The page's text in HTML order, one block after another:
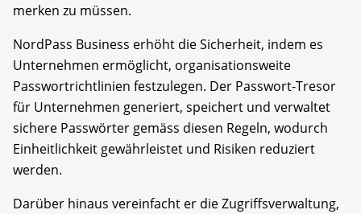
merken zu müssen.
NordPass Business erhöht die Sicherheit, indem es
Unternehmen ermöglicht, organisationsweite
Passwortrichtlinien festzulegen. Der Passwort-Tresor
für Unternehmen generiert, speichert und verwaltet
sichere Passwörter gemäss diesen Regeln, wodurch
Einheitlichkeit gewährleistet und Risiken reduziert
werden.
Darüber hinaus vereinfacht er die Zugriffsverwaltung,